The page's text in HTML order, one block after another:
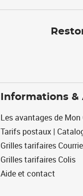
Informations &
Les avantages de
Tarifs postaux |
Grilles tarifaires
Grilles tarifaires Colis
Aide et contact